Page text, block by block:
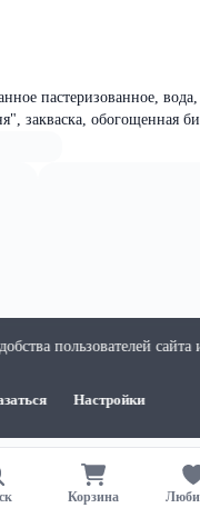
пастеризованное,
закваска, обогощенная
Корзина
пользователей сайта
Настройки